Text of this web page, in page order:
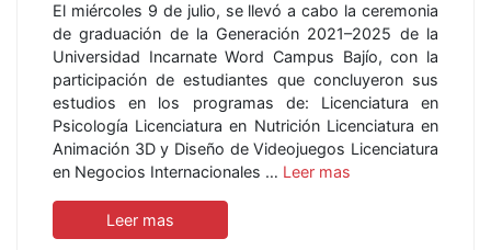
El miércoles 9 de julio, se llevó a cabo la ceremonia
de graduación de la Generación 2021–2025 de la
Universidad Incarnate Word Campus Bajío, con la
participación de estudiantes que concluyeron sus
estudios en los programas de: Licenciatura en
Psicología Licenciatura en Nutrición Licenciatura en
Animación 3D y Diseño de Videojuegos Licenciatura
en Negocios Internacionales … Leer mas
Leer mas